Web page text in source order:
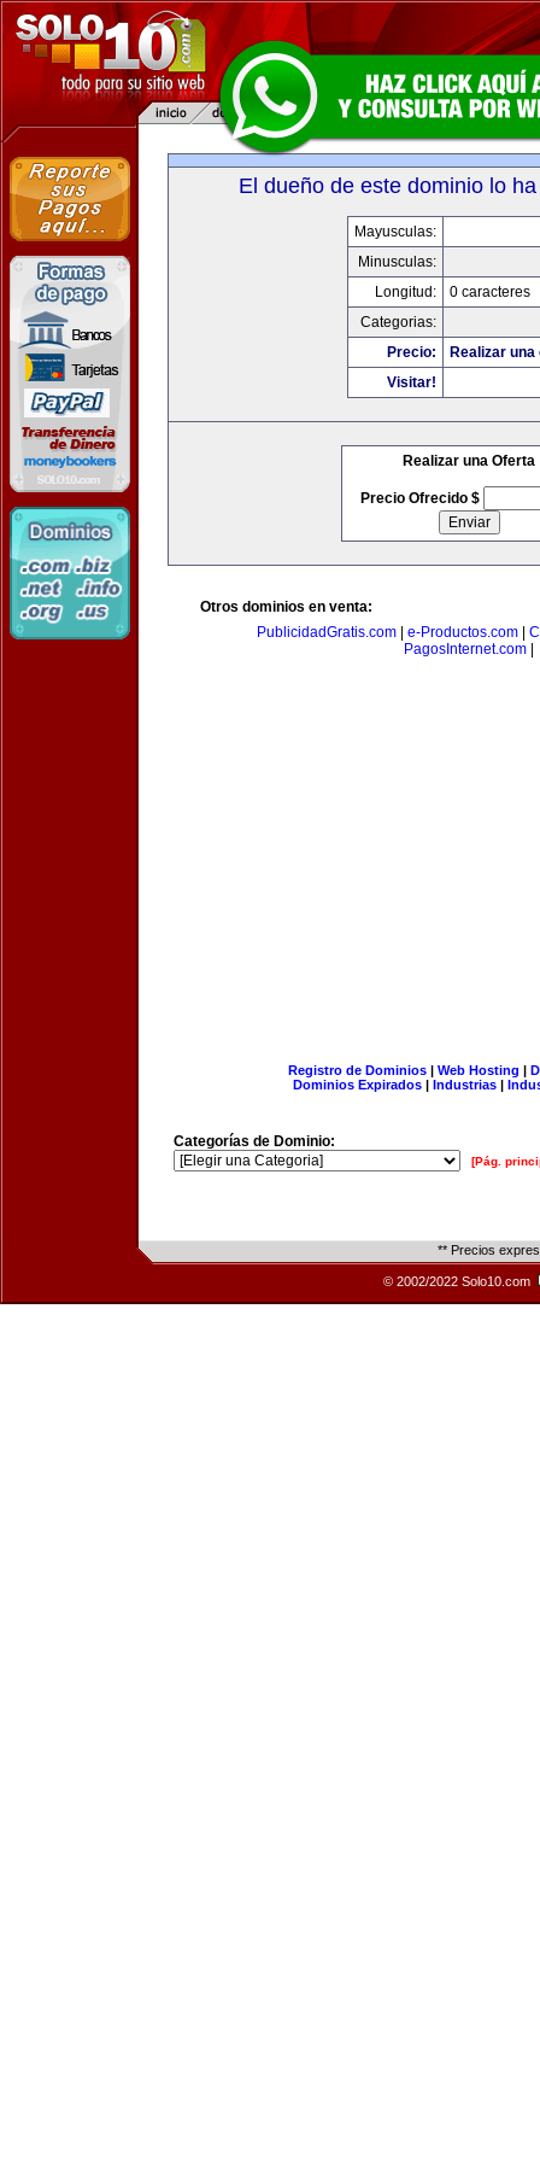
El dueño de este dominio lo
Mayusculas:
Minusculas:
Longitud:
0 caracteres
Categorias:
Precio:
Realizar
Visitar!
Realizar una Oferta
Precio Ofrecido $
Otros dominios en venta:
PublicidadGratis.com
e-Productos.com
PagosInternet.com
Registro de Dominios| Web Hosting |
Dominios Expirados | Industrias |
Categorías de Dominio:
[Pág.
** Precios
© 2002/2022 Solo10.com